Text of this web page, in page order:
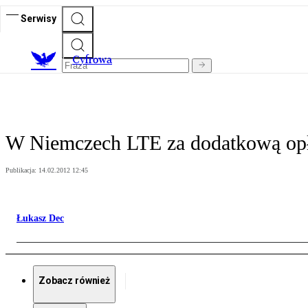
Serwisy
Cyfrowa
W Niemczech LTE za dodatkową
Publikacja: 14.02.2012 12:45
Łukasz Dec
Zobacz również